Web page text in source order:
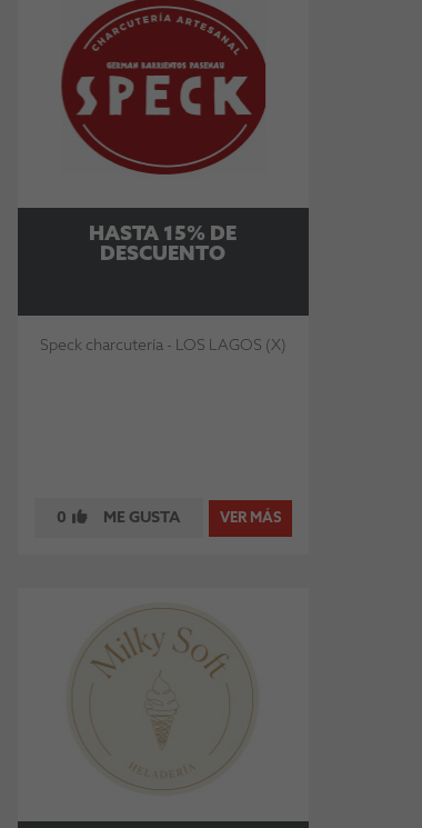
HASTA 15% DE
DESCUENTO
Speck charcutería - LOS LAGOS (X)
0 ME GUSTA VER MÁS